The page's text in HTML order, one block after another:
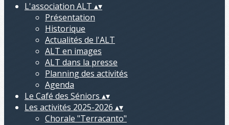
L'association ALT ▴▾
Présentation
Historique
Actualités de l'ALT
ALT en images
ALT dans la presse
Planning des activités
Agenda
Le Café des Séniors ▴▾
Les activités 2025-2026 ▴▾
Chorale "Terracanto"